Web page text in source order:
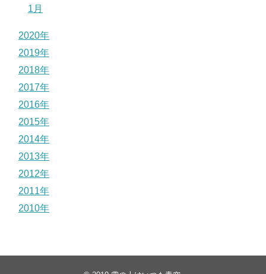
1月
2020年
2019年
2018年
2017年
2016年
2015年
2014年
2013年
2012年
2011年
2010年